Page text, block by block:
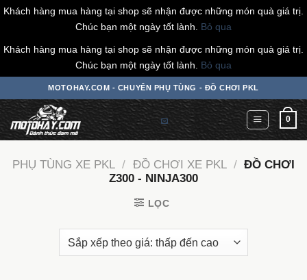
Khách hàng mua hàng tại shop sẽ nhận được những món quà giá trị.
Chúc bạn một ngày tốt lành. Bỏ qua
Khách hàng mua hàng tại shop sẽ nhận được những món quà giá trị.
Chúc bạn một ngày tốt lành. Bỏ qua
đến
dung
MOTOHAY.COM - CHUYÊN PHỤ TÙNG - ĐỒ CHƠI PKL
0
PHỤ TÙNG XE PKL / ĐỒ CHƠI XE PKL / ĐỒ CHƠI
Z300 - NINJA300
LỌC